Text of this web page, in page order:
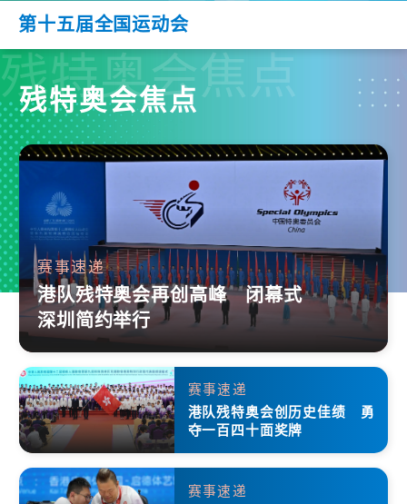
第十五届全国运动会
残特奥会焦点
残特奥会焦点
赛事速递
港队残特奥会再创高峰 闭幕式
深圳简约举行
赛事速递
港队残特奥会创历史佳绩 勇
夺一百四十面奖牌
赛事速递